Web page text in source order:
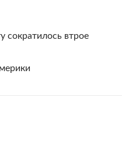
сократилось втрое